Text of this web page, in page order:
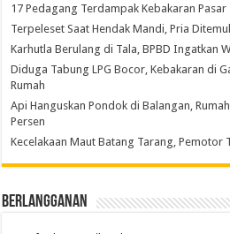
17 Pedagang Terdampak Kebakaran
Terpeleset Saat Hendak Mandi, Pria
Karhutla Berulang di Tala, BPBD Ingatkan
Diduga Tabung LPG Bocor, Kebakaran di
Rumah
Api Hanguskan Pondok di Balangan,
Persen
Kecelakaan Maut Batang Tarang, Pemotor
Berlangganan